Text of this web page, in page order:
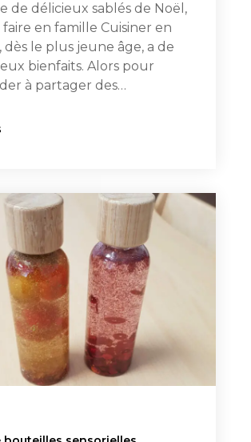
de délicieux sablés de Noël,
faire en famille Cuisiner en
dès le plus jeune âge, a de
bienfaits. Alors pour
à partager des…